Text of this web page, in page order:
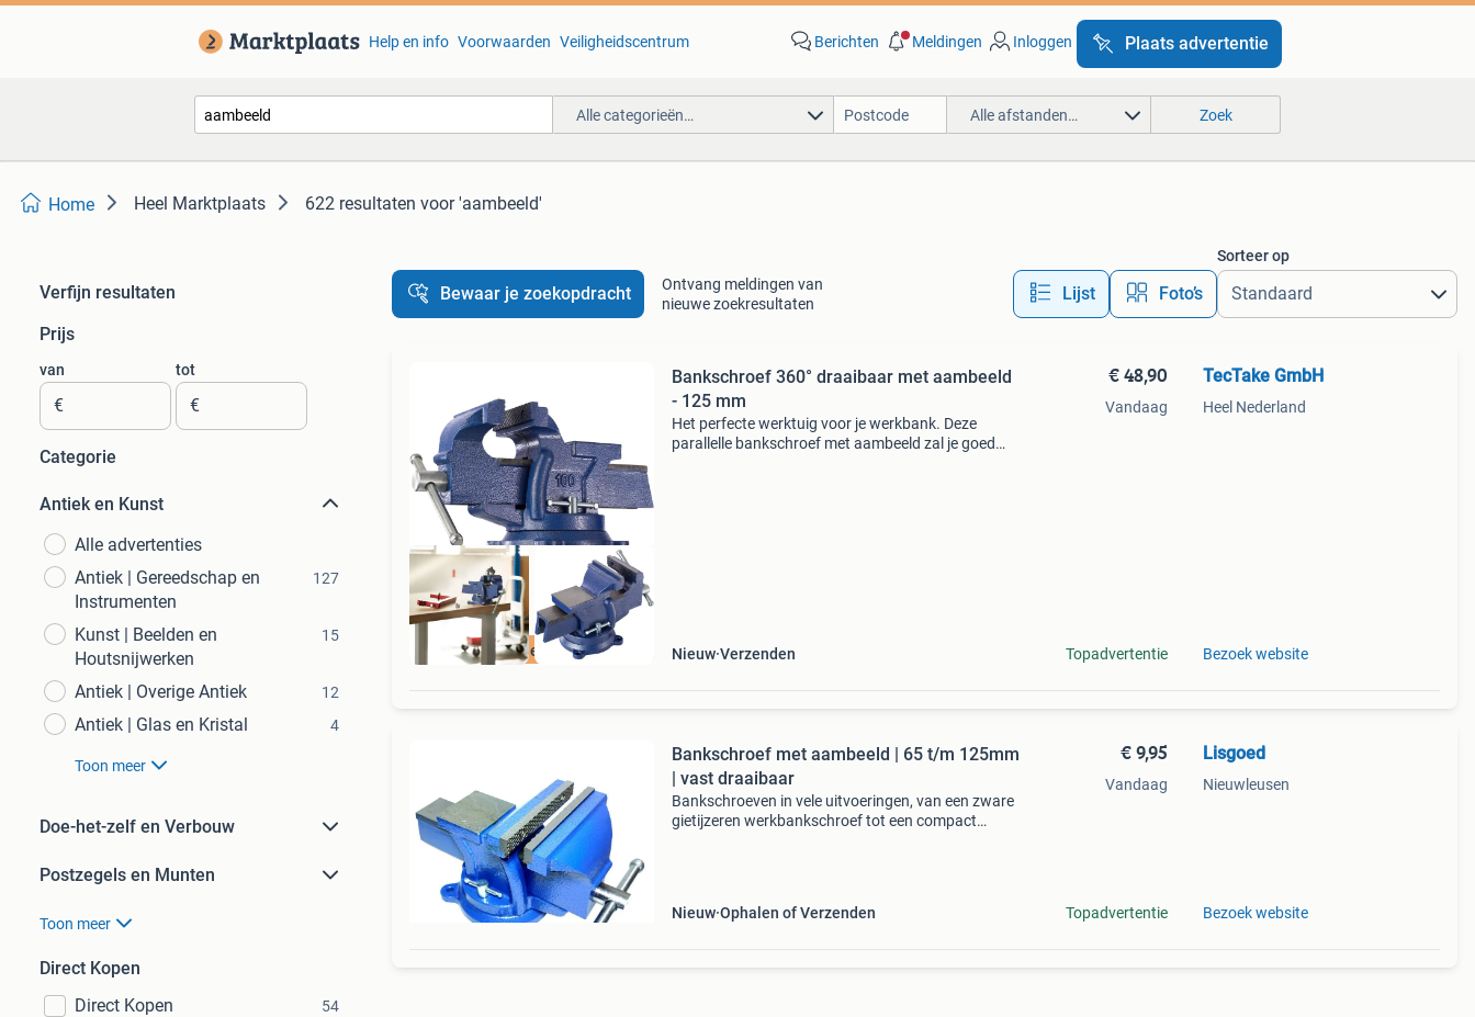
Help en info Voorwaarden Veiligheidscentrum Berichten Meldingen Inloggen Plaats advertentie
Alle categorieën… Alle afstanden… Zoek
Home Heel Marktplaats 622 resultaten voor 'aambeeld'
Verfijn resultaten
Prijs
van
€
tot
€
Categorie
Antiek en Kunst
Alle advertenties
Antiek | Gereedschap en
Instrumenten
127
Kunst | Beelden en
Houtsnijwerken
15
Antiek | Overige Antiek 12
Antiek | Glas en Kristal 4
Toon meer
Doe-het-zelf en Verbouw
Postzegels en Munten
Toon meer
Direct Kopen
Direct Kopen
54
Bewaar je zoekopdracht
Ontvang meldingen van
nieuwe zoekresultaten
Lijst Foto’s
Sorteer op
Gratis levering
Bankschroef 360° draaibaar met aambeeld
- 125 mm
Het perfecte werktuig voor je werkbank. Deze
parallelle bankschroef met aambeeld zal je goed
Nieuw Verzenden
€ 48,90
Vandaag
Topadvertentie
TecTake GmbH
Heel Nederland
Bezoek website
Bankschroef met aambeeld | 65 t/m 125mm
| vast draaibaar
Bankschroeven in vele uitvoeringen, van een zware
gietijzeren werkbankschroef tot een compact
Nieuw Ophalen of Verzenden
€ 9,95
Vandaag
Topadvertentie
Lisgoed
Nieuwleusen
Bezoek website